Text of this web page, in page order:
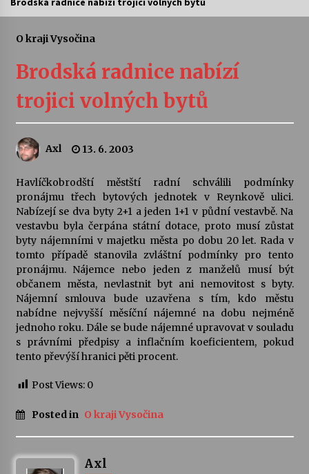
Sukuba Ensemble
kapkou
30. 7. 2026
Veselí muzikanti
Pozvánka na integrační festival Quijotova
šedesátka: 28. 7.–1. 8. 2026
28. 7. 2026
Letní koncerty ve Stromovce: Kolchoz a
Jenakaši
28. 7. 2026
Votavžatský ploty
23. 7. 2026
22. 7. 2026
Vysočinka
O kraji Vysočina
Brodská radnice nabízí
trojici volných bytů
Axl 13. 6. 2003
Havlíčkobrodští městští radní schválili podmínky
pronájmu třech bytových jednotek v Reynkově ulici.
Nabízejí se dva byty 2+1 a jeden 1+1 v půdní vestavbě. Na
vestavbu byla čerpána státní dotace, proto musí zůstat
byty nájemními v majetku města po dobu 20 let. Rada v
tomto případě stanovila zvláštní podmínky pro tento
pronájmu. Nájemce nebo jeden z manželů musí být
občanem města, nevlastnit byt ani nemovitost s byty.
Nájemní smlouva bude uzavřena s tím, kdo městu
nabídne nejvyšší měsíční nájemné na dobu nejméně
jednoho roku. Dále se bude nájemné upravovat v souladu
s právními předpisy a inflačním koeficientem, pokud
tento převýší hranici pěti procent.
Post Views: 0
Posted in O kraji Vysočina
Axl